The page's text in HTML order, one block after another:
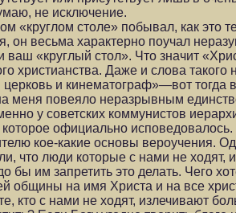
не исключение.
«круглом столе» побывал, как это
он весьма характерно поучал
ваш «круглый стол». Что значит
христианства. Даже и слова
и кинематограф»—вот тогда
меня повеяло неразрывным
у советских коммунистов
официально
кое-какие основы вероучения.
что люди которые с нами не
бы им запретить это делать. Чего
общины на имя Христа и на все
кто с нами не ходят, излечивают